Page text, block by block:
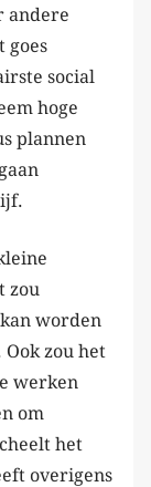
andere
goes
social
hoge
plannen
zou
worden
Ook zou het
werken
om
het
overigens